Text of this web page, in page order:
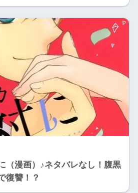
（漫画）♪ネタバレなし！腹黒
復讐！？